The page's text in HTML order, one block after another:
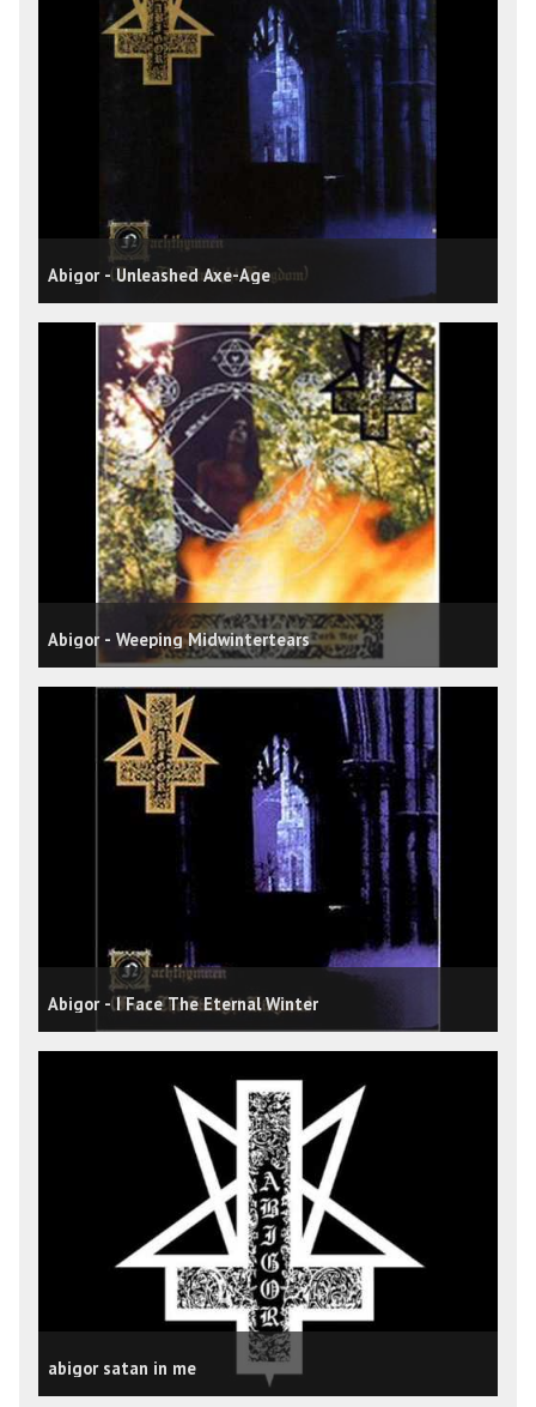
Abigor - Unleashed Axe-Age
Abigor - Weeping Midwintertears
Abigor - I Face The Eternal Winter
abigor satan in me